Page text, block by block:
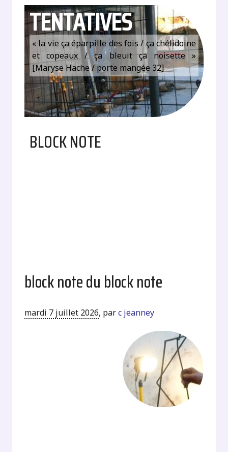
TENTATIVES
« la vie ça éparpille des fois / ça chélidoine
et copeaux / ça bleuit ça noisette »
[Maryse Hache / porte mangée 32]
BLOCK NOTE
block note du block note
mardi 7 juillet 2026, parc jeanney